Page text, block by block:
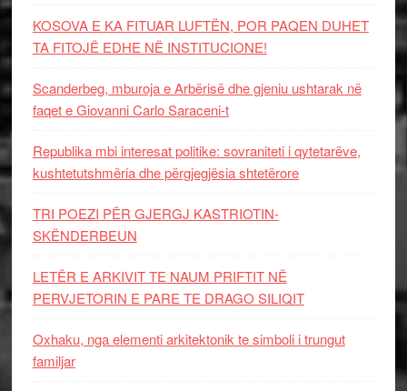
KOSOVA E KA FITUAR LUFTËN, POR PAQEN DUHET
TA FITOJË EDHE NË INSTITUCIONE!
Scanderbeg, mburoja e Arbërisë dhe gjeniu ushtarak në
faqet e Giovanni Carlo Saraceni-t
Republika mbi interesat politike: sovraniteti i qytetarëve,
kushtetutshmëria dhe përgjegjësia shtetërore
TRI POEZI PËR GJERGJ KASTRIOTIN-
SKËNDERBEUN
LETËR E ARKIVIT TE NAUM PRIFTIT NË
PERVJETORIN E PARE TE DRAGO SILIQIT
Oxhaku, nga elementi arkitektonik te simboli i trungut
familjar